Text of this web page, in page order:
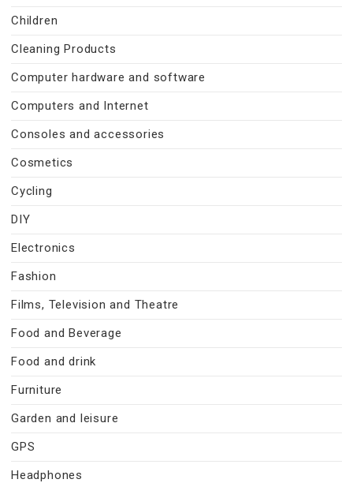
Children
Cleaning Products
Computer hardware and software
Computers and Internet
Consoles and accessories
Cosmetics
Cycling
DIY
Electronics
Fashion
Films, Television and Theatre
Food and Beverage
Food and drink
Furniture
Garden and leisure
GPS
Headphones